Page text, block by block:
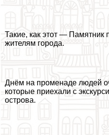
Такие, как этот — Памятник
жителям города.
Днём на променаде людей
которые приехали с
острова.